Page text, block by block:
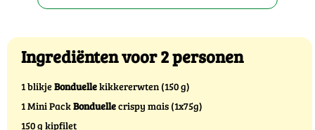
Ingrediënten voor 2 personen
1 blikjeBonduellekikkererwten (150 g)
1 Mini PackBonduellecrispy mais (1x75g)
150 g kipfilet